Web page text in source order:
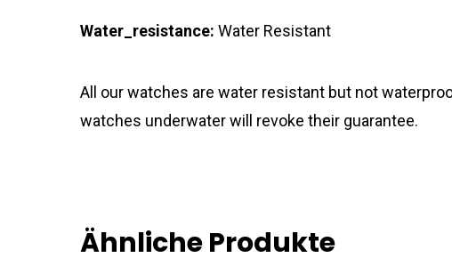
Water_resistance: Water Resistant
All our watches are water resistant but not
watches underwater will revoke their guarantee.
Ähnliche Produkte